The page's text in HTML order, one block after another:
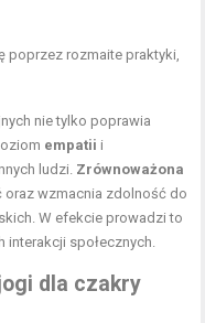
poprzez rozmaite praktyki,
nie tylko poprawia
empatii i
ludzi. Zrównoważona
oraz wzmacnia zdolność do
W efekcie prowadzi to
interakcji społecznych.
dla czakry